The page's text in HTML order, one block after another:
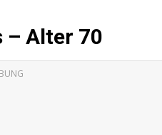
– Alter 70